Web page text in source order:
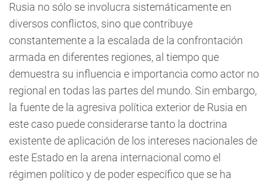
Rusia no sólo se involucra sistemáticamente en
diversos conflictos, sino que contribuye
constantemente a la escalada de la confrontación
armada en diferentes regiones, al tiempo que
demuestra su influencia e importancia como actor no
regional en todas las partes del mundo. Sin embargo,
la fuente de la agresiva política exterior de Rusia en
este caso puede considerarse tanto la doctrina
existente de aplicación de los intereses nacionales de
este Estado en la arena internacional como el
régimen político y de poder específico que se ha